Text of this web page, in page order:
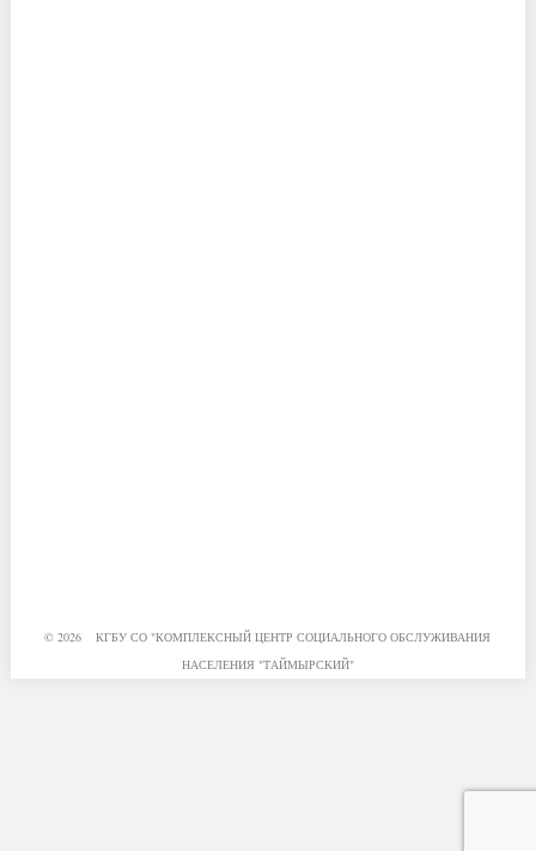
© 2026 КГБУ СО "КОМПЛЕКСНЫЙ ЦЕНТР СОЦИАЛЬНОГО ОБСЛУЖИВАНИЯ
НАСЕЛЕНИЯ "ТАЙМЫРСКИЙ"